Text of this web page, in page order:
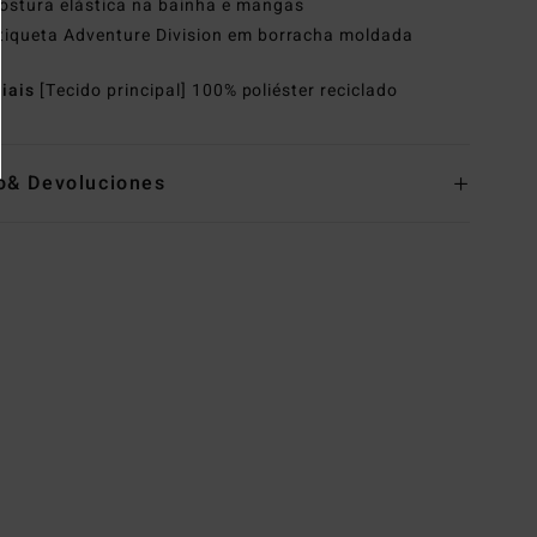
Costura elástica na bainha e mangas
Etiqueta Adventure Division em borracha moldada
[Tecido principal] 100% poliéster reciclado
Devoluciones